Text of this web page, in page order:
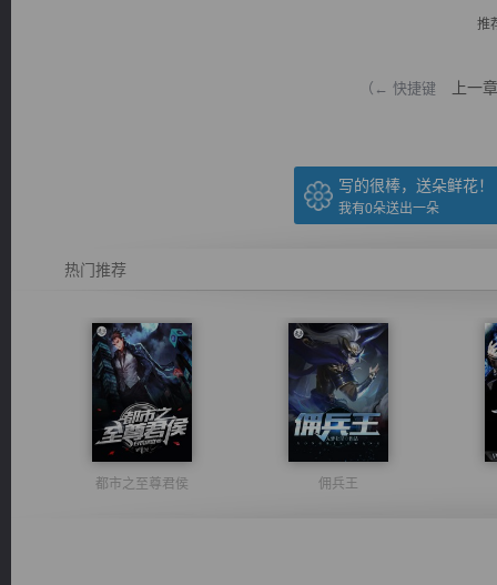
推
（← 快捷键 上一章
写的很棒，送朵鲜花！
我有0朵送出一朵
热门推荐
都市之至尊君侯 佣兵王